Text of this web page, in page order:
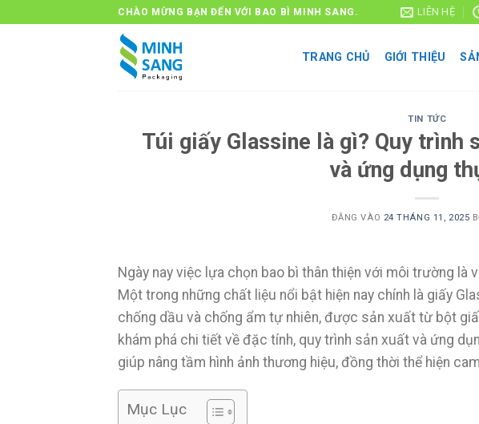
qua
CHÀO MỪNG BẠN ĐẾN VỚI BAO BÌ MINH SANG. LIÊN HỆ
TRANG CHỦ GIỚI THIỆU
TIN TỨC
Túi giấy Glassine là gì? Quy trình
và ứng dụng
ĐĂNG VÀO 24 THÁNG 11, 2025
Ngày nay việc lựa chọn bao bì thân thiện với môi trường là
Một trong những chất liệu nổi bật hiện nay chính là giấy
chống dầu và chống ẩm tự nhiên, được sản xuất từ bột
khám phá chi tiết về đặc tính, quy trình sản xuất và ứng
giúp nâng tầm hình ảnh thương hiệu, đồng thời thể hiện
Mục Lục